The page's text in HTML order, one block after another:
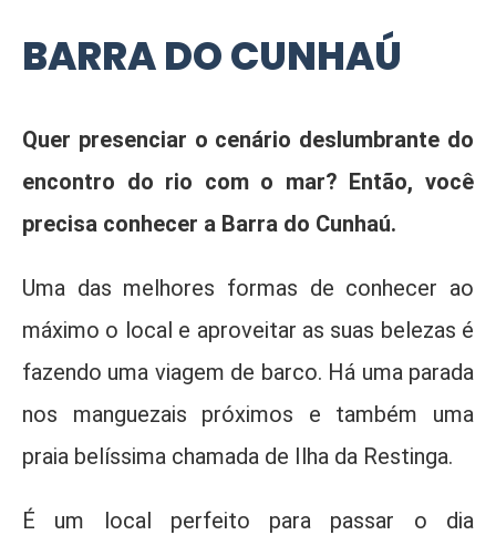
BARRA DO CUNHAÚ
Quer presenciar o cenário deslumbrante do
encontro do rio com o mar? Então, você
precisa conhecer a Barra do Cunhaú.
Uma das melhores formas de conhecer ao
máximo o local e aproveitar as suas belezas é
fazendo uma viagem de barco. Há uma parada
nos manguezais próximos e também uma
praia belíssima chamada de Ilha da Restinga.
É um local perfeito para passar o dia